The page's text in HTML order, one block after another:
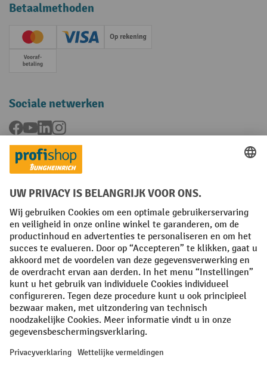
Betaalmethoden
Creditcard (Master)Creditcard (Visa)Op rekening
Vooruitbetaling
Sociale netwerken
Facebook
YouTubeLinkedInInstagram
Talen
FR NL
Algemene verkoopvoorwaarden Copyright
Privacyverklaring Privacy-instellingen
All prices excl. VAT plusshipping costsand possible delivery charges,
if not stated otherwise.
¹ De korting is geldig tot en met de vermelde datum. Combinatie met
wordt éénmalig toegekend bij de eerste inschrijving voor de